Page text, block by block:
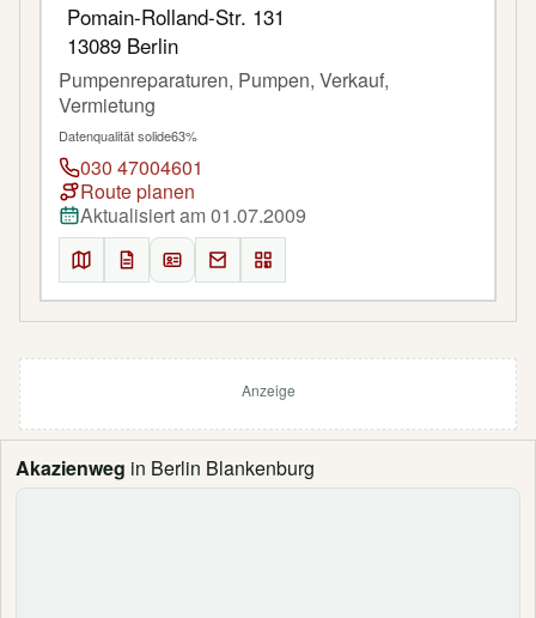
Akazienweg in Berlin Blankenburg
Pomain-Rolland-Str. 131
13089 Berlin
Pumpenreparaturen, Pumpen, Verkauf,
Vermietung
Datenqualität solide63%
030 47004601
Route planen
Aktualisiert am 01.07.2009
Anzeige